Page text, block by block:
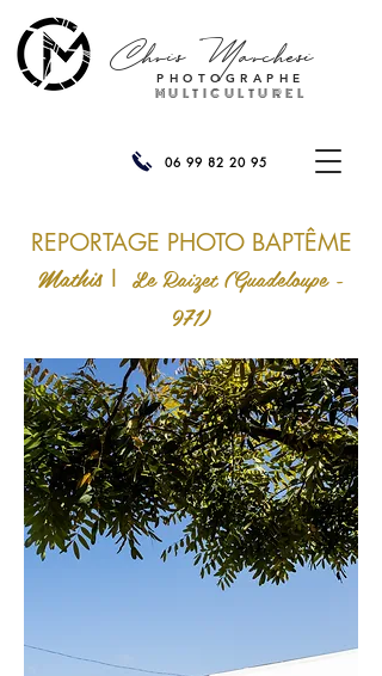
PHOTOGRAPHE
MULTICULTUREL
ChrisMarchesi
06 99 82 20 95
REPORTAGE PHOTO BAPTÊME
Mathis I Le Raizet (Guadeloupe-
971)